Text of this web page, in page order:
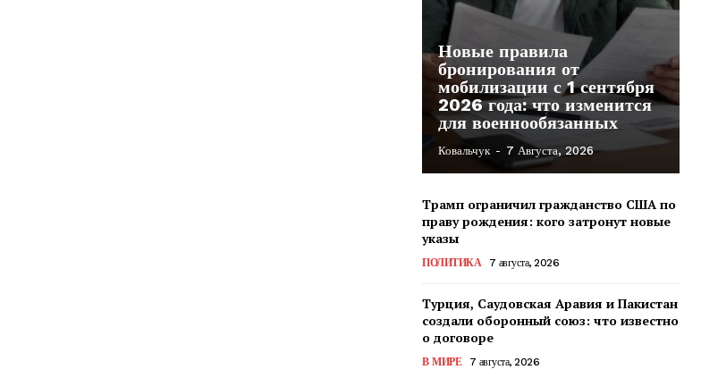
Новые правила
бронирования от
мобилизации с 1 сентября
2026 года: что изменится
для военнообязанных
Ковальчук - 7 Августа, 2026
Трамп ограничил гражданство США по
праву рождения: кого затронут новые
указы
ПОЛИТИКА 7 августа, 2026
Турция, Саудовская Аравия и Пакистан
создали оборонный союз: что известно
о договоре
В МИРЕ 7 августа, 2026